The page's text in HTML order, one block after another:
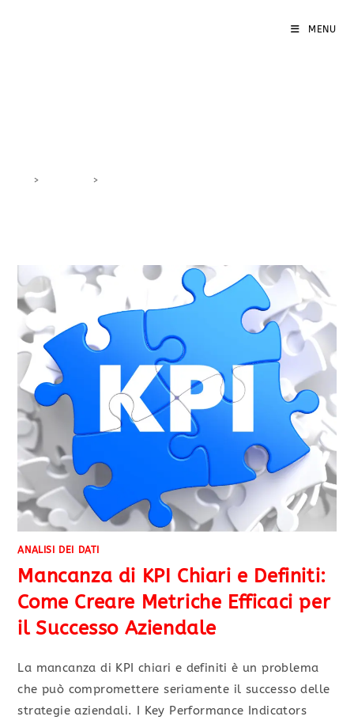
MENU
> >
ANALISI DEI DATI
Mancanza di KPI Chiari e Definiti:
Come Creare Metriche Efficaci per
il Successo Aziendale
La mancanza di KPI chiari e definiti è un problema
che può compromettere seriamente il successo delle
strategie aziendali. I Key Performance Indicators